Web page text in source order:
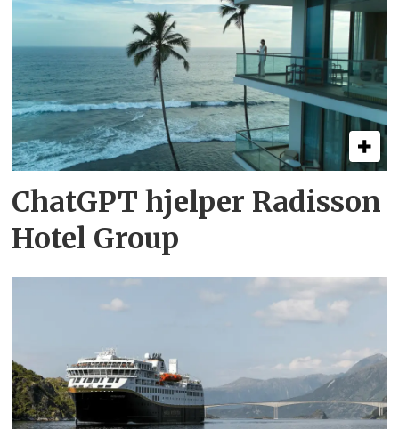
ChatGPT hjelper Radisson
Hotel Group